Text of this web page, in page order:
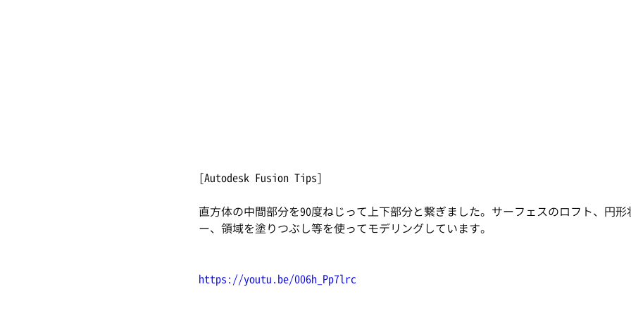
[Autodesk Fusion Tips]
直方体の中間部分を90度ねじって上下部分と繋ぎました。サーフェスのロフト、円形
ー、領域を塗りつぶし等を使ってモデリングしています。
https://youtu.be/006h_Pp7lrc